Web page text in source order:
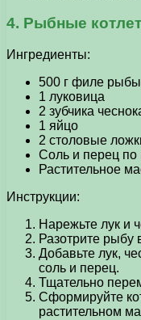
4. Рыбные
Ингредиенты:
500 г филе рыбы
1 луковица
2 зубчика
1 яйцо
2 столовые
Соль и перец по
Растительное
Инструкции:
Нарежьте лук и
Разотрите рыбу
Добавьте лук,
соль и перец.
Тщательно
Сформируйте
растительном